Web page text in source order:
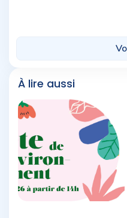
À lire aussi